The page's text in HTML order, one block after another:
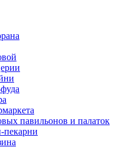
павильонов и палаток
пекарни